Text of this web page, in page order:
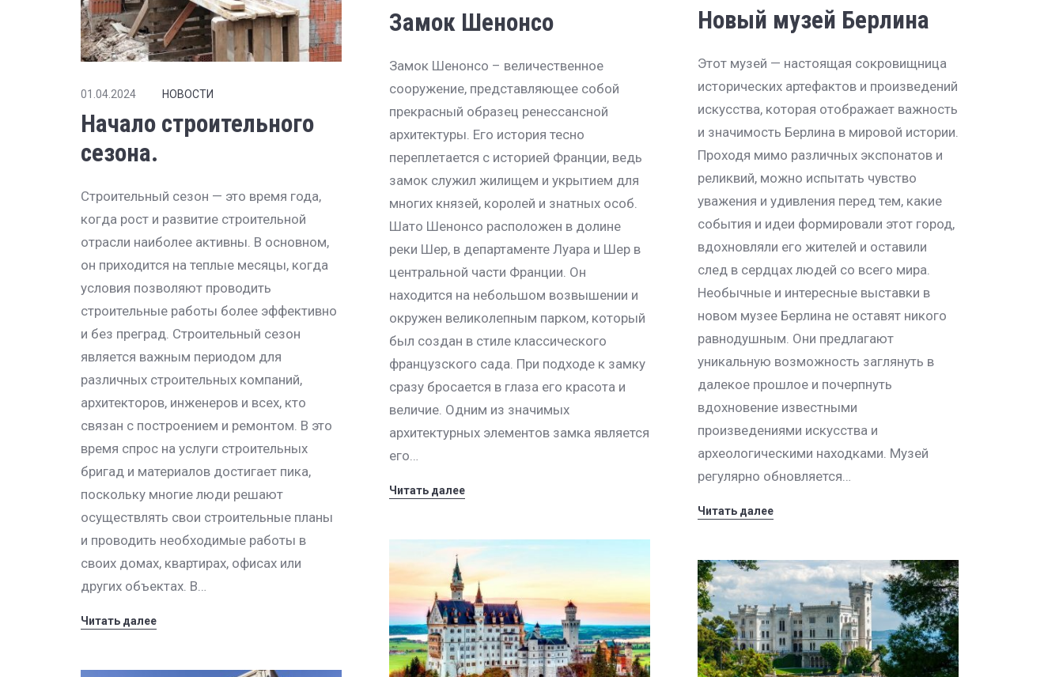
01.04.2024 НОВОСТИ
Начало строительного
сезона.
Строительный сезон — это время года,
когда рост и развитие строительной
отрасли наиболее активны. В основном,
он приходится на теплые месяцы, когда
условия позволяют проводить
строительные работы более эффективно
и без преград. Строительный сезон
является важным периодом для
различных строительных компаний,
архитекторов, инженеров и всех, кто
связан с построением и ремонтом. В это
время спрос на услуги строительных
бригад и материалов достигает пика,
поскольку многие люди решают
осуществлять свои строительные планы
и проводить необходимые работы в
своих домах, квартирах, офисах или
других объектах. В…
Читать далее
Замок Шенонсо
Замок Шенонсо – величественное
сооружение, представляющее собой
прекрасный образец ренессансной
архитектуры. Его история тесно
переплетается с историей Франции, ведь
замок служил жилищем и укрытием для
многих князей, королей и знатных особ.
Шато Шенонсо расположен в долине
реки Шер, в департаменте Луара и Шер в
центральной части Франции. Он
находится на небольшом возвышении и
окружен великолепным парком, который
был создан в стиле классического
французского сада. При подходе к замку
сразу бросается в глаза его красота и
величие. Одним из значимых
архитектурных элементов замка является
его…
Читать далее
Новый музей Берлина
Этот музей — настоящая сокровищница
исторических артефактов и произведений
искусства, которая отображает важность
и значимость Берлина в мировой истории.
Проходя мимо различных экспонатов и
реликвий, можно испытать чувство
уважения и удивления перед тем, какие
события и идеи формировали этот город,
вдохновляли его жителей и оставили
след в сердцах людей со всего мира.
Необычные и интересные выставки в
новом музее Берлина не оставят никого
равнодушным. Они предлагают
уникальную возможность заглянуть в
далекое прошлое и почерпнуть
вдохновение известными
произведениями искусства и
археологическими находками. Музей
регулярно обновляется…
Читать далее